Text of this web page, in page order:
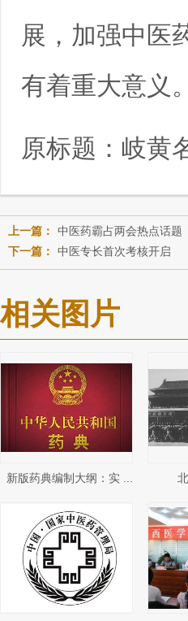
展，加强中医
有着重大意义。
原标题： 岐黄
上一篇：
中医药霸占两会热点话题
下一篇：
中医专长首次考核开启
相关图片
新版药典编制大纲：实 ...